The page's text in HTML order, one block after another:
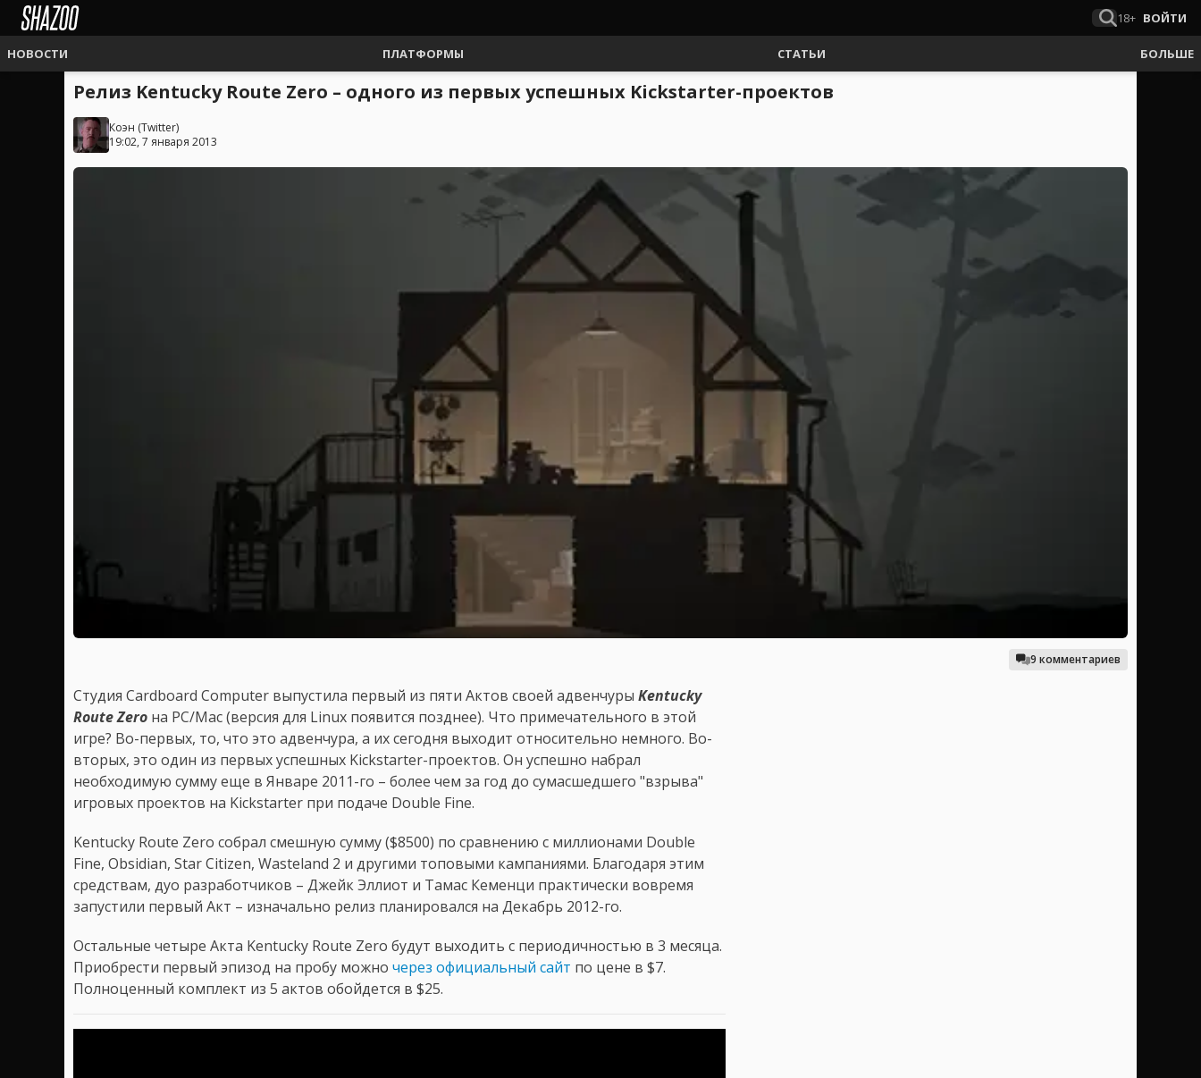
18+ ВОЙТИ
НОВОСТИ ПЛАТФОРМЫ СТАТЬИ БОЛЬШЕ
Релиз Kentucky Route Zero – одного из первых успешных Kickstarter-проектов
Коэн (Twitter)
19:02, 7 января 2013
9 комментариев
Студия Cardboard Computer выпустила первый из пяти Актов своей адвенчуры Kentucky
Route Zero на PC/Mac (версия для Linux появится позднее). Что примечательного в этой
игре? Во-первых, то, что это адвенчура, а их сегодня выходит относительно немного. Во-
вторых, это один из первых успешных Kickstarter-проектов. Он успешно набрал
необходимую сумму еще в Январе 2011-го – более чем за год до сумасшедшего "взрыва"
игровых проектов на Kickstarter при подаче Double Fine.
Kentucky Route Zero собрал смешную сумму ($8500) по сравнению с миллионами Double
Fine, Obsidian, Star Citizen, Wasteland 2 и другими топовыми кампаниями. Благодаря этим
средствам, дуо разработчиков – Джейк Эллиот и Тамас Кеменци практически вовремя
запустили первый Акт – изначально релиз планировался на Декабрь 2012-го.
Остальные четыре Акта Kentucky Route Zero будут выходить с периодичностью в 3 месяца.
Приобрести первый эпизод на пробу можно через официальный сайт по цене в $7.
Полноценный комплект из 5 актов обойдется в $25.